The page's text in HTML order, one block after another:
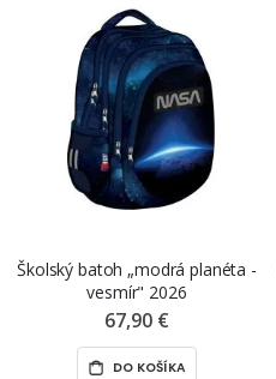
Školský batoh „modrá planéta -
vesmír" 2026
67,90 €
DO KOŠÍKA